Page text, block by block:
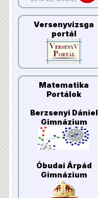
Versenyvizsga
portál
Matematika
Portálok
Berzsenyi Dániel
Gimnázium
Óbudai Árpád
Gimnázium